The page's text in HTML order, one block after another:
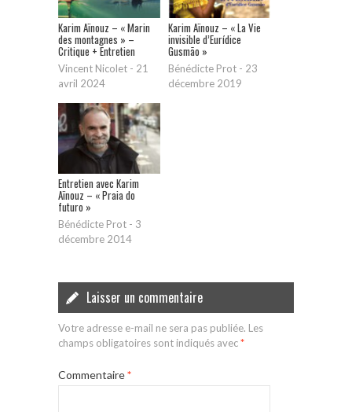
Karim Aïnouz – « Marin
des montagnes » –
Critique + Entretien
Vincent Nicolet - 21
avril 2024
Karim Aïnouz – « La Vie
invisible d’Eurídice
Gusmão »
Bénédicte Prot - 23
décembre 2019
Entretien avec Karim
Aïnouz – « Praia do
futuro »
Bénédicte Prot - 3
décembre 2014
Laisser un commentaire
Votre adresse e-mail ne sera pas publiée. Les
champs obligatoires sont indiqués avec*
Commentaire*